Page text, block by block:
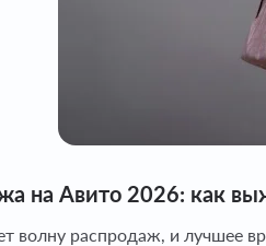
на Авито 2026: как
волну распродаж, и лучшее